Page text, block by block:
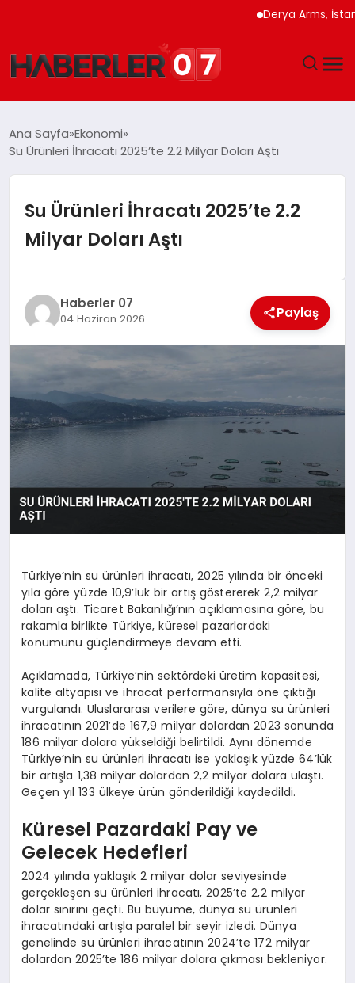
Derya Arms, İstanbul
YAŞAM
SPOR
EĞITIM
MAGAZIN
DIĞER
Ana Sayfa Ekonomi
Su Ürünleri İhracatı 2025’te 2.2 Milyar Doları Aştı
Su Ürünleri İhracatı 2025’te 2.2
Milyar Doları Aştı
Haberler 07
04 Haziran 2026 Paylaş
Türkiye’nin su ürünleri ihracatı, 2025 yılında bir önceki
yıla göre yüzde 10,9’luk bir artış göstererek 2,2 milyar
doları aştı. Ticaret Bakanlığı’nın açıklamasına göre, bu
rakamla birlikte Türkiye, küresel pazarlardaki
konumunu güçlendirmeye devam etti.
Açıklamada, Türkiye’nin sektördeki üretim kapasitesi,
kalite altyapısı ve ihracat performansıyla öne çıktığı
vurgulandı. Uluslararası verilere göre, dünya su ürünleri
ihracatının 2021’de 167,9 milyar dolardan 2023 sonunda
186 milyar dolara yükseldiği belirtildi. Aynı dönemde
Türkiye’nin su ürünleri ihracatı ise yaklaşık yüzde 64’lük
bir artışla 1,38 milyar dolardan 2,2 milyar dolara ulaştı.
Geçen yıl 133 ülkeye ürün gönderildiği kaydedildi.
Küresel Pazardaki Pay ve
Gelecek Hedefleri
2024 yılında yaklaşık 2 milyar dolar seviyesinde
gerçekleşen su ürünleri ihracatı, 2025’te 2,2 milyar
dolar sınırını geçti. Bu büyüme, dünya su ürünleri
ihracatındaki artışla paralel bir seyir izledi. Dünya
genelinde su ürünleri ihracatının 2024’te 172 milyar
dolardan 2025’te 186 milyar dolara çıkması bekleniyor.